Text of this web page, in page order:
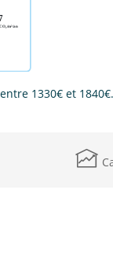
1330€ et